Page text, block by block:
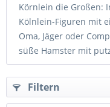
Körnlein die Großen:
Kölnlein-Figuren mit
Oma, Jäger oder
süße Hamster mit
Filtern